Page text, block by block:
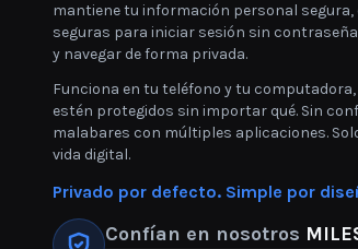
mantiene tu información personal
seguras para iniciar sesión sin
y navegar de forma privada.
Funciona en tu teléfono y tu
estén protegidos sin importar qué. Sin
malabares con múltiples aplicaciones.
vida digital.
Privado por defecto. Simple por
Confían en nosotros